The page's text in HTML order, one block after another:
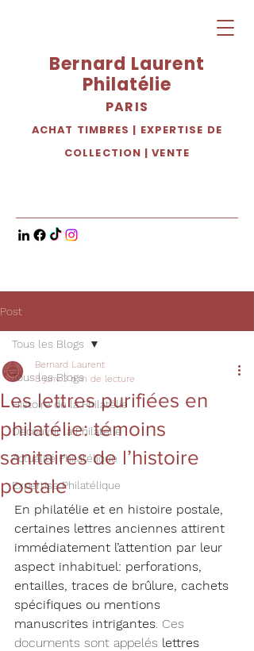
Bernard Laurent
Philatélie
PARIS
ACHAT TIMBRES | EXPERTISE DE
COLLECTION | VENTE
Post
Tous les Blogs
Histoire de la Philatélie
Découvrir la Philatélie
Actualité Philatélique
Expertise Philatélique
Tous les Blogs
Les lettres purifiées en
philatélie: témoins
sanitaires de l’histoire
postale
Bernard Laurent
8 janv.3 min de lecture
En philatélie et en histoire postale,
certaines lettres anciennes attirent
immédiatement l’attention par leur
aspect inhabituel: perforations,
entailles, traces de brûlure, cachets
spécifiques ou mentions
manuscrites intrigantes. Ces
documents sont appelés lettres